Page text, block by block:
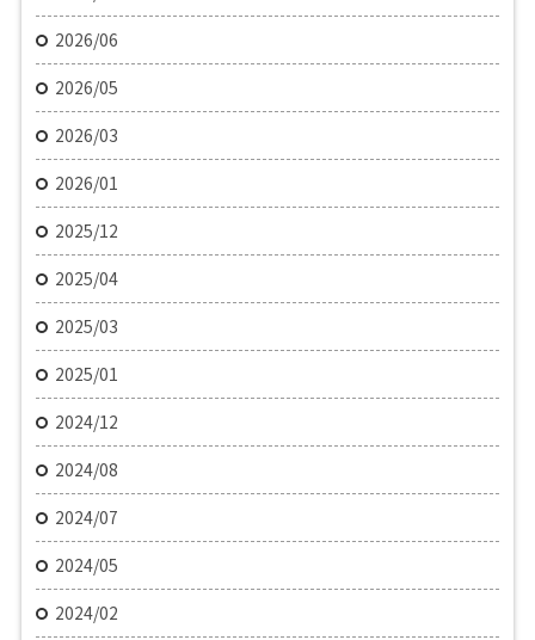
2026/06
2026/05
2026/03
2026/01
2025/12
2025/04
2025/03
2025/01
2024/12
2024/08
2024/07
2024/05
2024/02